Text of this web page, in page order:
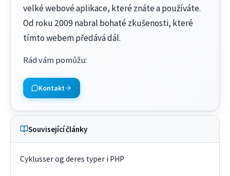
velké webové aplikace, které znáte a používáte.
Od roku 2009 nabral bohaté zkušenosti, které
tímto webem předává dál.
Rád vám pomůžu:
Kontakt
Související články
Cyklusser og deres typer i PHP